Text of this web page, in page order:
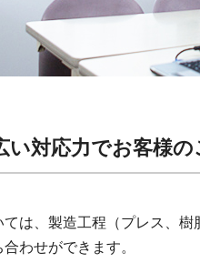
い対応力でお客様の
は、製造工程（プレス、
わせができます。